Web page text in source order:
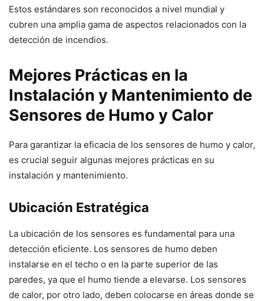
Estos estándares son reconocidos a nivel mundial y
cubren una amplia gama de aspectos relacionados con la
detección de incendios.
Mejores Prácticas en la
Instalación y Mantenimiento de
Sensores de Humo y Calor
Para garantizar la eficacia de los sensores de humo y calor,
es crucial seguir algunas mejores prácticas en su
instalación y mantenimiento.
Ubicación Estratégica
La ubicación de los sensores es fundamental para una
detección eficiente. Los sensores de humo deben
instalarse en el techo o en la parte superior de las
paredes, ya que el humo tiende a elevarse. Los sensores
de calor, por otro lado, deben colocarse en áreas donde se